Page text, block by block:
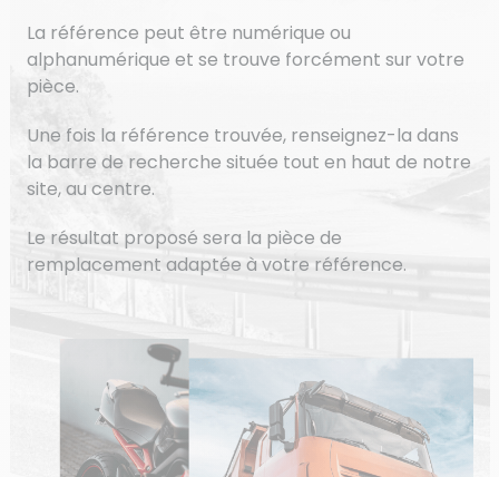
La référence peut être numérique ou
alphanumérique et se trouve forcément sur votre
pièce.
Une fois la référence trouvée, renseignez-la dans
la barre de recherche située tout en haut de notre
site, au centre.
Le résultat proposé sera la pièce de
remplacement adaptée à votre référence.